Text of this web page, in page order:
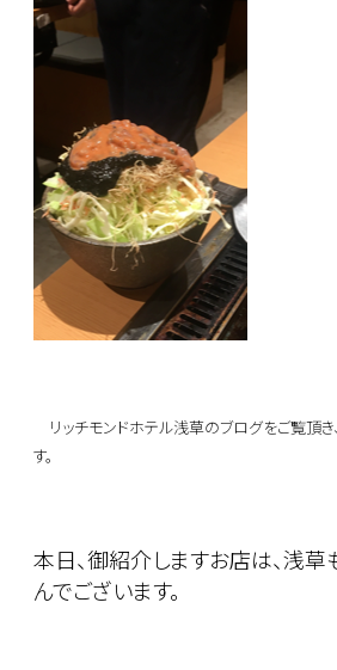
リッチモンドホテル浅草のブログをご覧頂き、
す。
本日、御紹介しますお店は、浅草
んでございます。